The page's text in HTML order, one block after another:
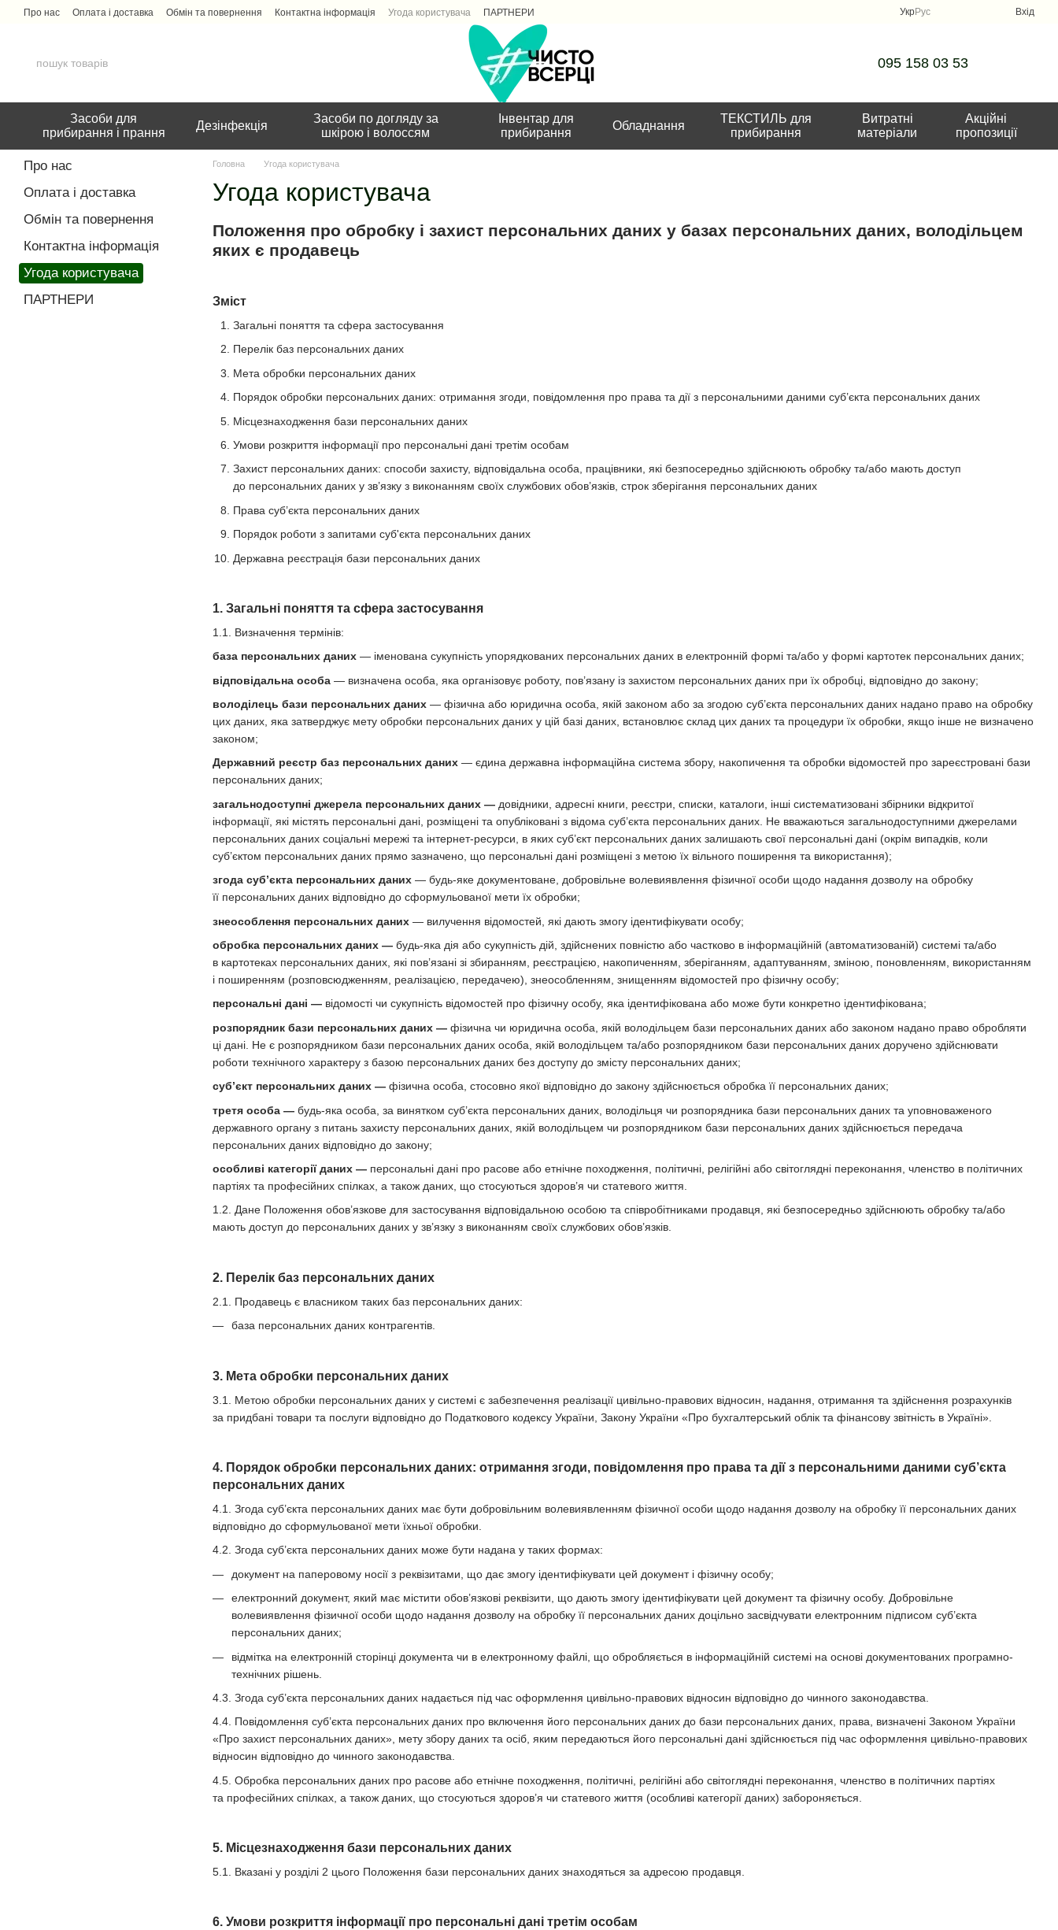
Перейти до основного контенту
Про нас Оплата і доставка Обмін та повернення Контактна інформація Угода користувача ПАРТНЕРИ УкрРус Вхід
095 158 03 53
Засоби для
прибирання і прання
Дезінфекція
Засоби по догляду за
шкірою і волоссям
Інвентар для
прибирання
Обладнання
ТЕКСТИЛЬ для
прибирання
Витратні
матеріали
Акційні
пропозиції
Головна Угода користувача
Угода користувача
Положення про обробку і захист персональних даних у базах персональних даних, володільцем
яких є продавець
Зміст
Загальні поняття та сфера застосування
Перелік баз персональних даних
Мета обробки персональних даних
Порядок обробки персональних даних: отримання згоди, повідомлення про права та дії з персональними даними суб’єкта персональних даних
Місцезнаходження бази персональних даних
Умови розкриття інформації про персональні дані третім особам
Захист персональних даних: способи захисту, відповідальна особа, працівники, які безпосередньо здійснюють обробку та/або мають доступ
до персональних даних у зв’язку з виконанням своїх службових обов’язків, строк зберігання персональних даних
Права суб’єкта персональних даних
Порядок роботи з запитами суб'єкта персональних даних
Державна реєстрація бази персональних даних
1. Загальні поняття та сфера застосування
1.1. Визначення термінів:
база персональних даних — іменована сукупність упорядкованих персональних даних в електронній формі та/або у формі картотек персональних даних;
відповідальна особа — визначена особа, яка організовує роботу, пов’язану із захистом персональних даних при їх обробці, відповідно до закону;
володілець бази персональних даних — фізична або юридична особа, якій законом або за згодою суб’єкта персональних даних надано право на обробку
цих даних, яка затверджує мету обробки персональних даних у цій базі даних, встановлює склад цих даних та процедури їх обробки, якщо інше не визначено
законом;
Державний реєстр баз персональних даних — єдина державна інформаційна система збору, накопичення та обробки відомостей про зареєстровані бази
персональних даних;
загальнодоступні джерела персональних даних — довідники, адресні книги, реєстри, списки, каталоги, інші систематизовані збірники відкритої
інформації, які містять персональні дані, розміщені та опубліковані з відома суб’єкта персональних даних. Не вважаються загальнодоступними джерелами
персональних даних соціальні мережі та інтернет-ресурси, в яких суб’єкт персональних даних залишають свої персональні дані (окрім випадків, коли
суб’єктом персональних даних прямо зазначено, що персональні дані розміщені з метою їх вільного поширення та використання);
згода суб’єкта персональних даних — будь-яке документоване, добровільне волевиявлення фізичної особи щодо надання дозволу на обробку
її персональних даних відповідно до сформульованої мети їх обробки;
знеособлення персональних даних — вилучення відомостей, які дають змогу ідентифікувати особу;
обробка персональних даних — будь-яка дія або сукупність дій, здійснених повністю або частково в інформаційній (автоматизованій) системі та/або
в картотеках персональних даних, які пов’язані зі збиранням, реєстрацією, накопиченням, зберіганням, адаптуванням, зміною, поновленням, використанням
і поширенням (розповсюдженням, реалізацією, передачею), знеособленням, знищенням відомостей про фізичну особу;
персональні дані — відомості чи сукупність відомостей про фізичну особу, яка ідентифікована або може бути конкретно ідентифікована;
розпорядник бази персональних даних — фізична чи юридична особа, якій володільцем бази персональних даних або законом надано право обробляти
ці дані. Не є розпорядником бази персональних даних особа, якій володільцем та/або розпорядником бази персональних даних доручено здійснювати
роботи технічного характеру з базою персональних даних без доступу до змісту персональних даних;
суб’єкт персональних даних — фізична особа, стосовно якої відповідно до закону здійснюється обробка її персональних даних;
третя особа — будь-яка особа, за винятком суб’єкта персональних даних, володільця чи розпорядника бази персональних даних та уповноваженого
державного органу з питань захисту персональних даних, якій володільцем чи розпорядником бази персональних даних здійснюється передача
персональних даних відповідно до закону;
особливі категорії даних — персональні дані про расове або етнічне походження, політичні, релігійні або світоглядні переконання, членство в політичних
партіях та професійних спілках, а також даних, що стосуються здоров’я чи статевого життя.
1.2. Дане Положення обов’язкове для застосування відповідальною особою та співробітниками продавця, які безпосередньо здійснюють обробку та/або
мають доступ до персональних даних у зв’язку з виконанням своїх службових обов’язків.
2. Перелік баз персональних даних
2.1. Продавець є власником таких баз персональних даних:
база персональних даних контрагентів.
3. Мета обробки персональних даних
3.1. Метою обробки персональних даних у системі є забезпечення реалізації цивільно-правових відносин, надання, отримання та здійснення розрахунків
за придбані товари та послуги відповідно до Податкового кодексу України, Закону України «Про бухгалтерський облік та фінансову звітність в Україні».
4. Порядок обробки персональних даних: отримання згоди, повідомлення про права та дії з персональними даними суб’єкта
персональних даних
4.1. Згода суб’єкта персональних даних має бути добровільним волевиявленням фізичної особи щодо надання дозволу на обробку її персональних даних
відповідно до сформульованої мети їхньої обробки.
4.2. Згода суб’єкта персональних даних може бути надана у таких формах:
документ на паперовому носії з реквізитами, що дає змогу ідентифікувати цей документ і фізичну особу;
електронний документ, який має містити обов’язкові реквізити, що дають змогу ідентифікувати цей документ та фізичну особу. Добровільне
волевиявлення фізичної особи щодо надання дозволу на обробку її персональних даних доцільно засвідчувати електронним підписом суб’єкта
персональних даних;
відмітка на електронній сторінці документа чи в електронному файлі, що обробляється в інформаційній системі на основі документованих програмно-
технічних рішень.
4.3. Згода суб’єкта персональних даних надається під час оформлення цивільно-правових відносин відповідно до чинного законодавства.
4.4. Повідомлення суб’єкта персональних даних про включення його персональних даних до бази персональних даних, права, визначені Законом України
«Про захист персональних даних», мету збору даних та осіб, яким передаються його персональні дані здійснюється під час оформлення цивільно-правових
відносин відповідно до чинного законодавства.
4.5. Обробка персональних даних про расове або етнічне походження, політичні, релігійні або світоглядні переконання, членство в політичних партіях
та професійних спілках, а також даних, що стосуються здоров’я чи статевого життя (особливі категорії даних) забороняється.
5. Місцезнаходження бази персональних даних
5.1. Вказані у розділі 2 цього Положення бази персональних даних знаходяться за адресою продавця.
6. Умови розкриття інформації про персональні дані третім особам
Про нас
Оплата і доставка
Обмін та повернення
Контактна інформація
Угода користувача
ПАРТНЕРИ